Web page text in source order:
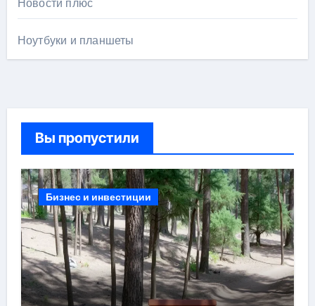
Ноутбуки и планшеты
Вы пропустили
Бизнес и инвестиции